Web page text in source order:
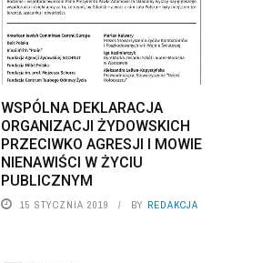
WSPÓLNA DEKLARACJA
ORGANIZACJI ŻYDOWSKICH
PRZECIWKO AGRESJI I MOWIE
NIENAWIŚCI W ŻYCIU
PUBLICZNYM
15 STYCZNIA 2019 BY REDAKCJA